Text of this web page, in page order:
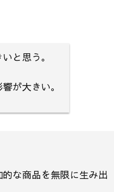
と思う。
が大きい。
な商品を無限に生み出